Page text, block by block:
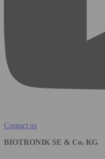
Contact us
BIOTRONIK SE & Co. KG